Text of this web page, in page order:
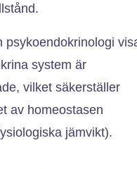
psykoendokrinologi
system är
vilket säkerställer
av homeostasen
jämvikt).